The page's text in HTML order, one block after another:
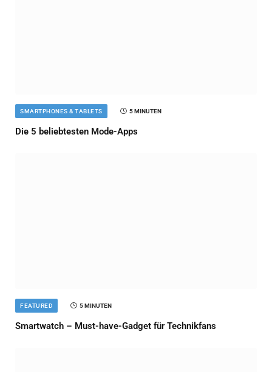
SMARTPHONES & TABLETS 5 MINUTEN
Die 5 beliebtesten Mode-Apps
FEATURED 5 MINUTEN
Smartwatch – Must-have-Gadget für Technikfans